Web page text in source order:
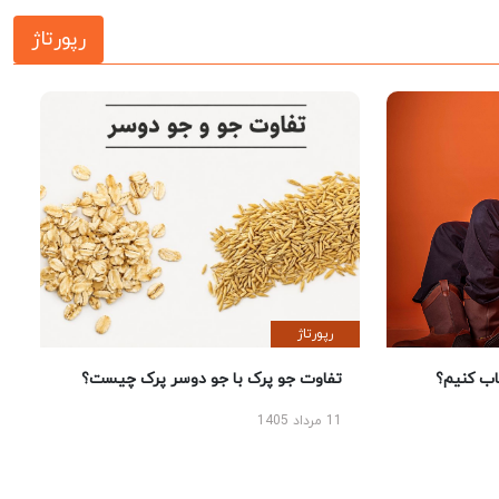
رپورتاژ
کنیم؟
رپورتاژ
تفاوت جو پرک با جو دوسر پرک چیست؟